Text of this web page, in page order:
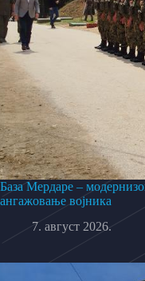
База Мердаре –
ангажовање војника
7. август 2026.